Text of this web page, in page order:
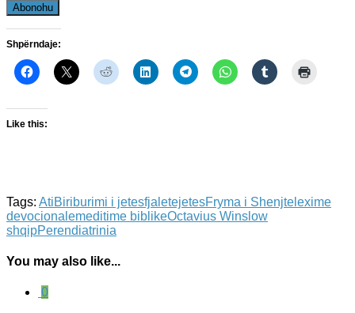
Abonohu
Shpërndaje:
Like this:
Tags: AtiBiriburimi i jetesfjaletejetesFryma i Shenjte lexime
devocionalemeditime biblikeOctavius Winslow
shqipPerendiatrinia
You may also like...
0